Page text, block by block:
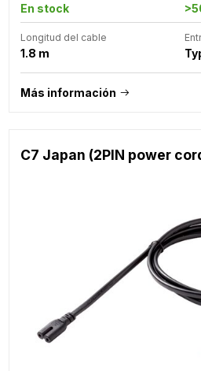
En stock
Longitud del cable
1.8 m
Más información
C7 Japan (2PIN power